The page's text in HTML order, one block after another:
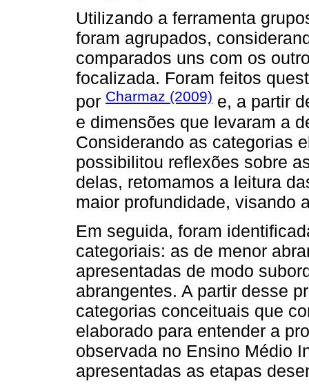
Utilizando a ferramenta
foram agrupados,
comparados uns com os
focalizada. Foram feitos
por Charmaz (2009) e, a partir
e dimensões que levaram a
Considerando as categorias
possibilitou reflexões sobre
delas, retomamos a leitura
maior profundidade, visando
Em seguida, foram
categoriais: as de menor
apresentadas de modo
abrangentes. A partir desse
categorias conceituais que
elaborado para entender a
observada no Ensino Médio
apresentadas as etapas